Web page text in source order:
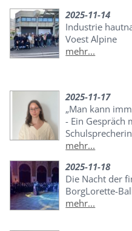
2025-11-14
Industrie
Voest Alpine
mehr...
2025-11-17
„Man kann
- Ein Gespräch
Schulsprecherin
mehr...
2025-11-18
Die Nacht der
BorgLorette-
mehr...